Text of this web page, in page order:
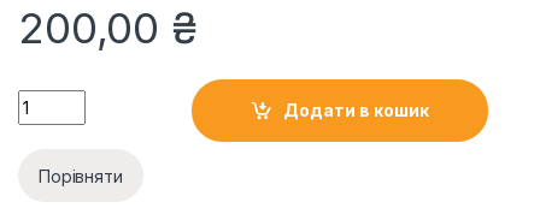
200,00 ₴
Laptop Yoga 21 80JH0035GE W8.1 quantity
Додати в кошик
Порівняти